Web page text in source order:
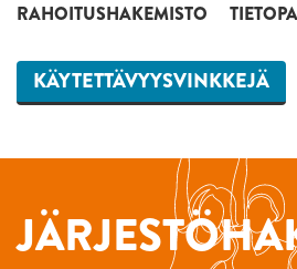
RAHOITUSHAKEMISTO
KÄYTETTÄVYYSVINKKEJÄ